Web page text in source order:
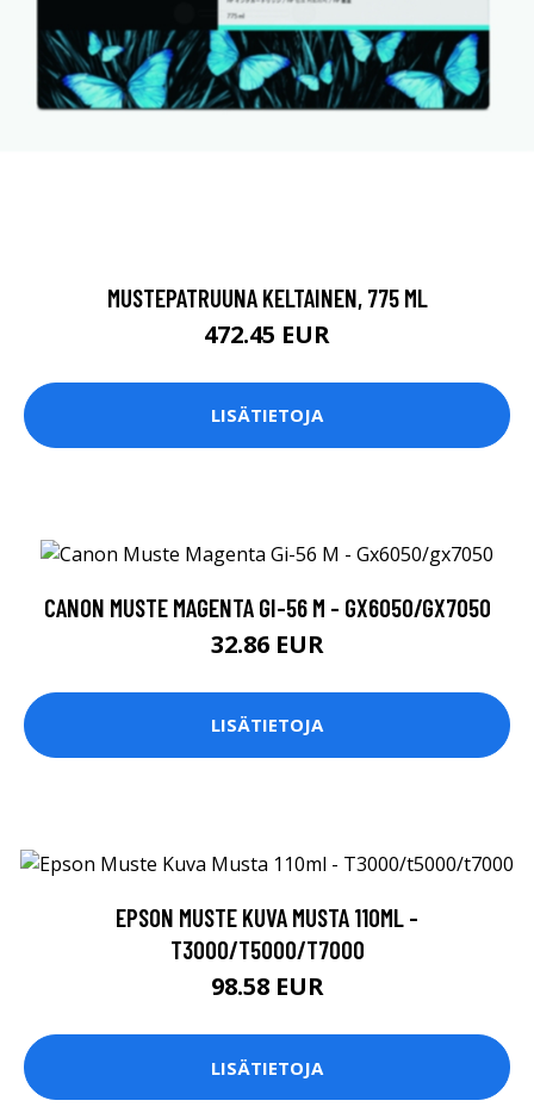
MUSTEPATRUUNA KELTAINEN, 775 ML
472.45 EUR
LISÄTIETOJA
CANON MUSTE MAGENTA GI-56 M - GX6050/GX7050
32.86 EUR
LISÄTIETOJA
EPSON MUSTE KUVA MUSTA 110ML -
T3000/T5000/T7000
98.58 EUR
LISÄTIETOJA